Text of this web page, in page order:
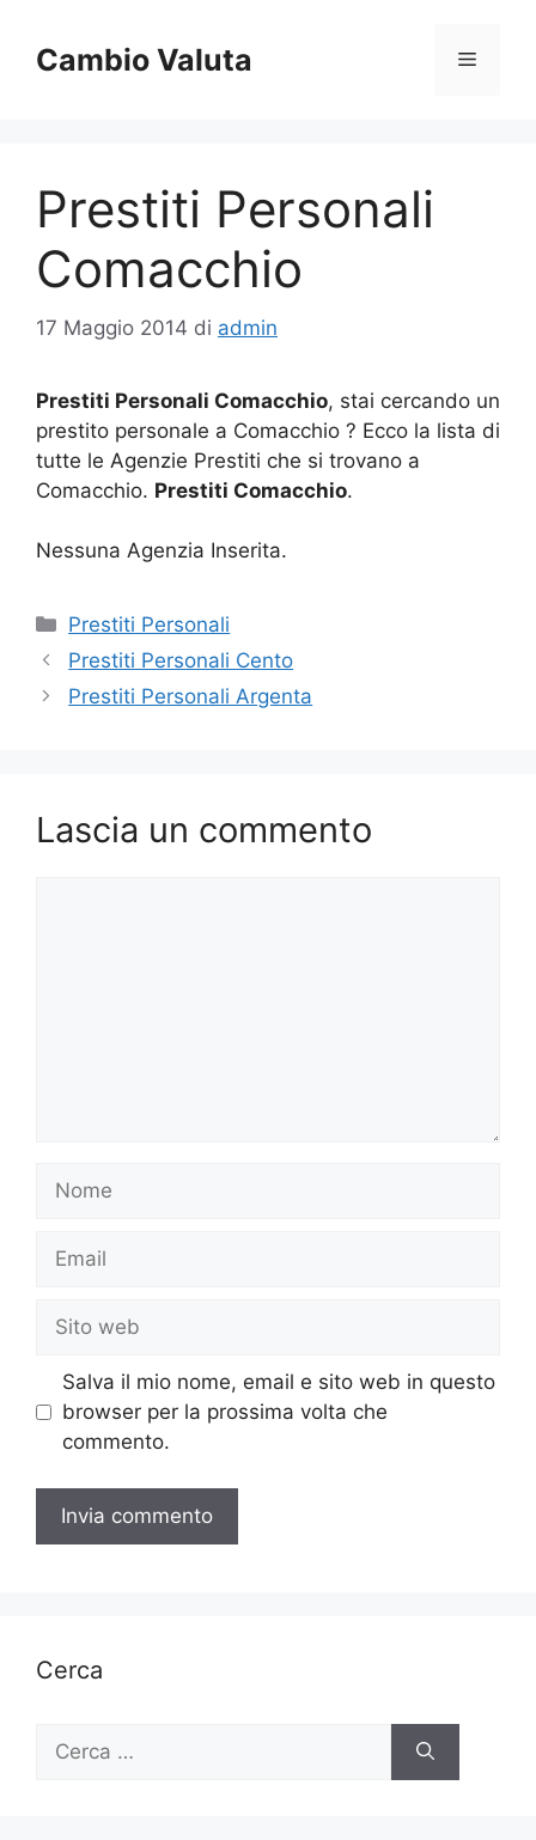
contenuto
Cambio Valuta Menu
Prestiti Personali
Comacchio
17 Maggio 2014 di admin
Prestiti Personali Comacchio, stai cercando un
prestito personale a Comacchio ? Ecco la lista di
tutte le Agenzie Prestiti che si trovano a
Comacchio. Prestiti Comacchio.
Nessuna Agenzia Inserita.
Categorie
Prestiti Personali
Prestiti Personali Cento
Prestiti Personali Argenta
Lascia un commento
Nome
Email
Sito
web
Salva il mio nome, email e sito web in questo
browser per la prossima volta che
commento.
Cerca
per: